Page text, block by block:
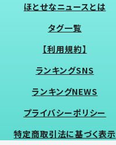
ほとせなニュースとは
タグ一覧
【利用規約】
ランキングSNS
ランキングNEWS
プライバシーポリシー
特定商取引法に基づく表示